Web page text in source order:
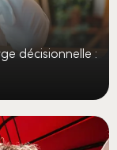
décisionnelle :